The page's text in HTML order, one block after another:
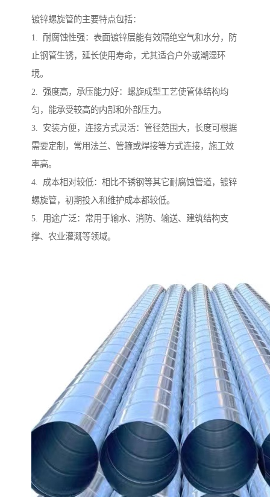
镀锌螺旋管的主要特点包括：
1. 耐腐蚀性强：表面镀锌层能有效隔绝空气和水分，防
止钢管生锈，延长使用寿命，尤其适合户外或潮湿环
境。
2. 强度高，承压能力好：螺旋成型工艺使管体结构均
匀，能承受较高的内部和外部压力。
3. 安装方便，连接方式灵活：管径范围大，长度可根据
需要定制，常用法兰、管箍或焊接等方式连接，施工效
率高。
4. 成本相对较低：相比不锈钢等其它耐腐蚀管道，镀锌
螺旋管，初期投入和维护成本都较低。
5. 用途广泛：常用于输水、消防、输送、建筑结构支
撑、农业灌溉等领域。